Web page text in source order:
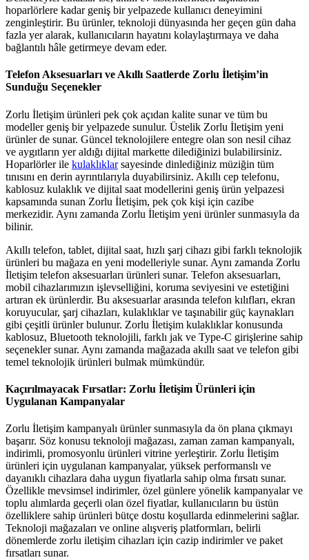
hoparlörlere kadar geniş bir yelpazede kullanıcı deneyimini
zenginleştirir. Bu ürünler, teknoloji dünyasında her geçen gün daha
fazla yer alarak, kullanıcıların hayatını kolaylaştırmaya ve daha
bağlantılı hâle getirmeye devam eder.
Telefon Aksesuarları ve Akıllı Saatlerde Zorlu İletişim’in
Sunduğu Seçenekler
Zorlu İletişim ürünleri pek çok açıdan kalite sunar ve tüm bu
modeller geniş bir yelpazede sunulur. Üstelik Zorlu İletişim yeni
ürünler de sunar. Güncel teknolojilere entegre olan son nesil cihaz
ve aygıtların yer aldığı dijital markette dilediğinizi bulabilirsiniz.
Hoparlörler ile kulaklıklarsayesinde dinlediğiniz müziğin tüm
tınısını en derin ayrıntılarıyla duyabilirsiniz. Akıllı cep telefonu,
kablosuz kulaklık ve dijital saat modellerini geniş ürün yelpazesi
kapsamında sunan Zorlu İletişim, pek çok kişi için cazibe
merkezidir. Aynı zamanda Zorlu İletişim yeni ürünler sunmasıyla da
bilinir.
Akıllı telefon, tablet, dijital saat, hızlı şarj cihazı gibi farklı teknolojik
ürünleri bu mağaza en yeni modelleriyle sunar. Aynı zamanda Zorlu
İletişim telefon aksesuarları ürünleri sunar. Telefon aksesuarları,
mobil cihazlarımızın işlevselliğini, koruma seviyesini ve estetiğini
artıran ek ürünlerdir. Bu aksesuarlar arasında telefon kılıfları, ekran
koruyucular, şarj cihazları, kulaklıklar ve taşınabilir güç kaynakları
gibi çeşitli ürünler bulunur. Zorlu İletişim kulaklıklar konusunda
kablosuz, Bluetooth teknolojili, farklı jak ve Type-C girişlerine sahip
seçenekler sunar. Aynı zamanda mağazada akıllı saat ve telefon gibi
temel teknolojik ürünleri bulmak mümkündür.
Kaçırılmayacak Fırsatlar: Zorlu İletişim Ürünleri için
Uygulanan Kampanyalar
Zorlu İletişim kampanyalı ürünler sunmasıyla da ön plana çıkmayı
başarır. Söz konusu teknoloji mağazası, zaman zaman kampanyalı,
indirimli, promosyonlu ürünleri vitrine yerleştirir. Zorlu İletişim
ürünleri için uygulanan kampanyalar, yüksek performanslı ve
dayanıklı cihazlara daha uygun fiyatlarla sahip olma fırsatı sunar.
Özellikle mevsimsel indirimler, özel günlere yönelik kampanyalar ve
toplu alımlarda geçerli olan özel fiyatlar, kullanıcıların bu üstün
özelliklere sahip ürünleri bütçe dostu koşullarda edinmelerini sağlar.
Teknoloji mağazaları ve online alışveriş platformları, belirli
dönemlerde zorlu iletişim cihazları için cazip indirimler ve paket
fırsatları sunar.